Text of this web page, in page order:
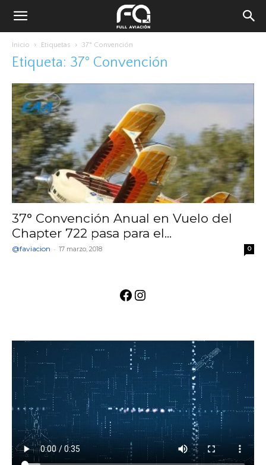
Inicio Etiquetas 37° Convención
Etiqueta: 37° Convención
37° Convención Anual en Vuelo del
Chapter 722 pasa para el...
@faviacion - 17 marzo, 2018 0
Facebook
Instagram